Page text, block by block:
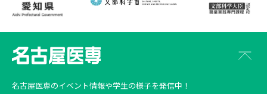
名古屋医専のイベント情報や学生の様子を発信中！